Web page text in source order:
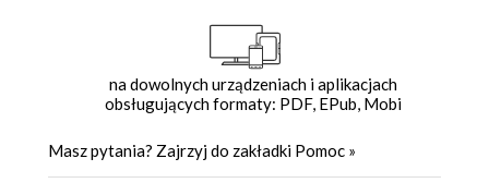
na dowolnych urządzeniach i aplikacjach
obsługujących formaty: PDF, EPub, Mobi
Masz pytania? Zajrzyj do zakładki Pomoc »